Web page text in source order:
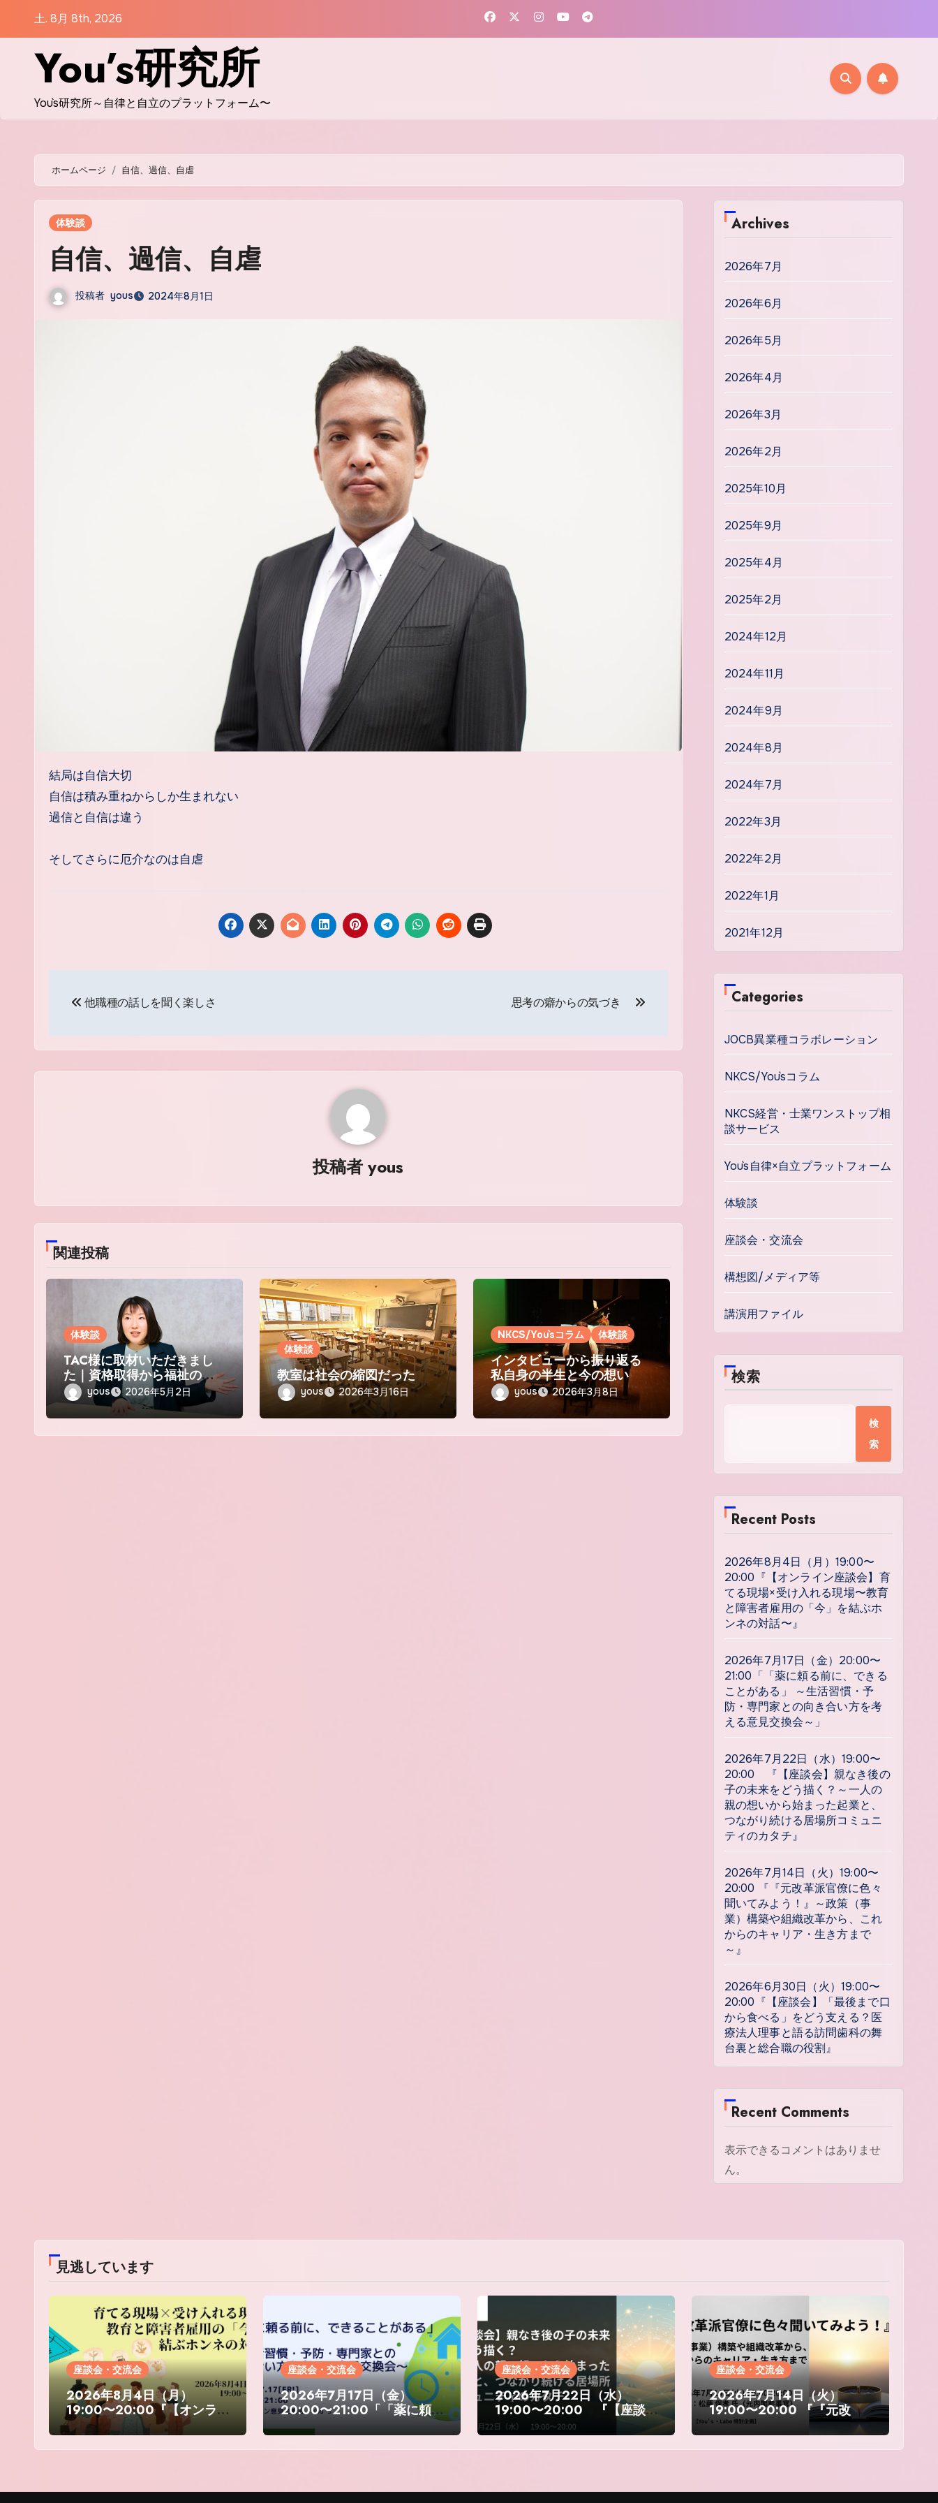
土. 8月 8th, 2026
You’s研究所
You`s研究所～自律と自立のプラットフォーム〜
ホームページ 自信、過信、自虐
体験談
自信、過信、自虐
投稿者 yous 2024年8月1日
結局は自信大切
自信は積み重ねからしか生まれない
過信と自信は違う
そしてさらに厄介なのは自虐
ビ
ン
他職種の話しを聞く楽しさ 思考の癖からの気づき
投稿者yous
関連投稿
体験談
TAC様に取材いただきまし
た｜資格取得から福祉の現
場へyous 2026年5月2日
体験談
教室は社会の縮図だった
yous 2026年3月16日
NKCS/You`sコラム 体験談
インタビューから振り返る
私自身の半生と今の想い
yous 2026年3月8日
Archives
2026年7月
2026年6月
2026年5月
2026年4月
2026年3月
2026年2月
2025年10月
2025年9月
2025年4月
2025年2月
2024年12月
2024年11月
2024年9月
2024年8月
2024年7月
2022年3月
2022年2月
2022年1月
2021年12月
Categories
JOCB異業種コラボレーション
NKCS/You`sコラム
NKCS経営・士業ワンストップ相
談サービス
You`s自律×自立プラットフォーム
体験談
座談会・交流会
構想図/メディア等
講演用ファイル
検索
検
索
Recent Posts
2026年8月4日（月）19:00〜
20:00『【オンライン座談会】育
てる現場×受け入れる現場〜教育
と障害者雇用の「今」を結ぶホ
ンネの対話〜』
2026年7月17日（金）20:00〜
21:00「「薬に頼る前に、できる
ことがある」 ～生活習慣・予
防・専門家との向き合い方を考
える意見交換会～」
2026年7月22日（水）19:00〜
20:00 『【座談会】親なき後の
子の未来をどう描く？～一人の
親の想いから始まった起業と、
つながり続ける居場所コミュニ
ティのカタチ』
2026年7月14日（火）19:00〜
20:00 『『元改革派官僚に色々
聞いてみよう！』～政策（事
業）構築や組織改革から、これ
からのキャリア・生き方まで
～』
2026年6月30日（火）19:00〜
20:00『【座談会】「最後まで口
から食べる」をどう支える？医
療法人理事と語る訪問歯科の舞
台裏と総合職の役割』
Recent Comments
表示できるコメントはありませ
ん。
見逃しています
座談会・交流会
2026年8月4日（月）
19:00〜20:00『【オンラ
イン座談会】育てる現場×受
け入れる現場〜教育と障害
者雇用の「今」を結ぶホン
座談会・交流会
2026年7月17日（金）
20:00〜21:00「「薬に頼
る前に、できることがあ
る」 ～生活習慣・予防・専
門家との向き合い方を考え
座談会・交流会
2026年7月22日（水）
19:00〜20:00 『【座談
会】親なき後の子の未来を
どう描く？～一人の親の想
いから始まった起業と、つ
座談会・交流会
2026年7月14日（火）
19:00〜20:00 『『元改革
派官僚に色々聞いてみよ
う！』～政策（事業）構築
や組織改革から、これから